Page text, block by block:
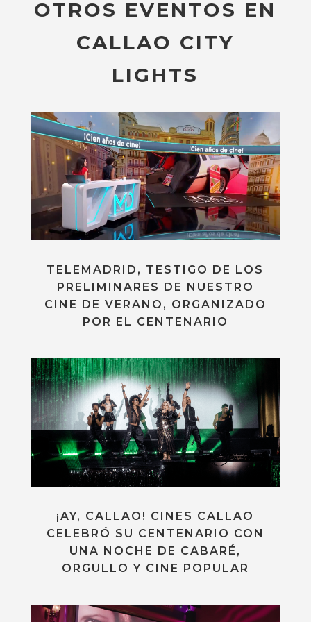
OTROS EVENTOS EN
CALLAO CITY
LIGHTS
TELEMADRID, TESTIGO DE LOS
PRELIMINARES DE NUESTRO
CINE DE VERANO, ORGANIZADO
POR EL CENTENARIO
¡AY, CALLAO! CINES CALLAO
CELEBRÓ SU CENTENARIO CON
UNA NOCHE DE CABARÉ,
ORGULLO Y CINE POPULAR